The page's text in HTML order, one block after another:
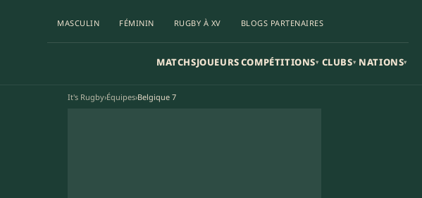
MASCULIN FÉMININ RUGBY À XV BLOGS PARTENAIRES
MATCHSJOUEURSCOMPÉTITIONS▾ CLUBS▾ NATIONS▾
It's Rugby›Équipes›Belgique 7